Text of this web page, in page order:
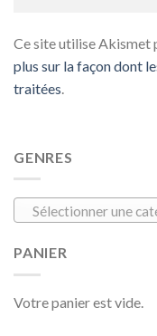
Ce site utilise Akismet
plus sur la façon dont
traitées.
GENRES
Sélectionner une
PANIER
Votre panier est vide.